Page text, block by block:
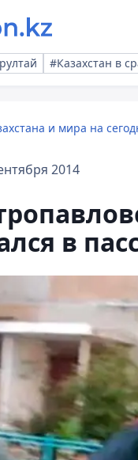
#Казахстан в
и мира на
2014
в